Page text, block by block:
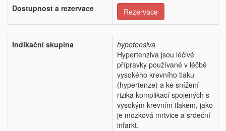
Dostupnost a rezervace
Rezervace
Indikační skupina
hypotensiva
Hypertenziva jsou léčivé
přípravky používané v léčbě
vysokého krevního tlaku
(hypertenze) a ke snížení
rizika komplikací spojených s
vysokým krevním tlakem, jako
je mozková mrtvice a srdeční
infarkt.